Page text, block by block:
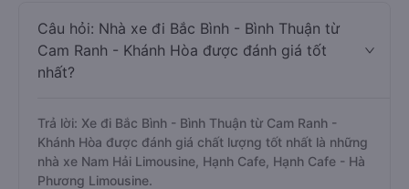
Câu hỏi: Nhà xe đi Bắc Bình - Bình Thuận từ
Cam Ranh - Khánh Hòa được đánh giá tốt
nhất?
Trả lời: Xe đi Bắc Bình - Bình Thuận từ Cam Ranh -
Khánh Hòa được đánh giá chất lượng tốt nhất là những
nhà xe Nam Hải Limousine, Hạnh Cafe, Hạnh Cafe - Hà
Phương Limousine.